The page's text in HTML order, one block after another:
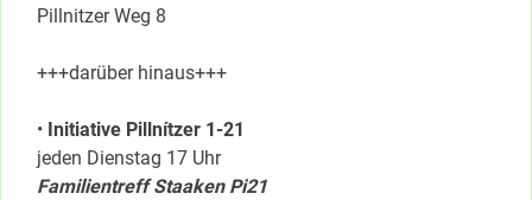
Pillnitzer Weg 8
+++darüber hinaus+++
• Initiative Pillnítzer 1-21
jeden Dienstag 17 Uhr
Familientreff Staaken Pi21